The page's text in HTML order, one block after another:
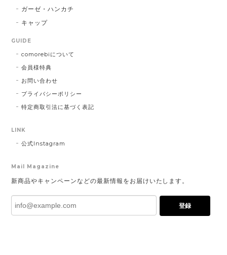
ガーゼ・ハンカチ
キャップ
GUIDE
comorebiについて
会員様特典
お問い合わせ
プライバシーポリシー
特定商取引法に基づく表記
LINK
公式Instagram
Mail Magazine
新商品やキャンペーンなどの最新情報をお届けいたします。
登録